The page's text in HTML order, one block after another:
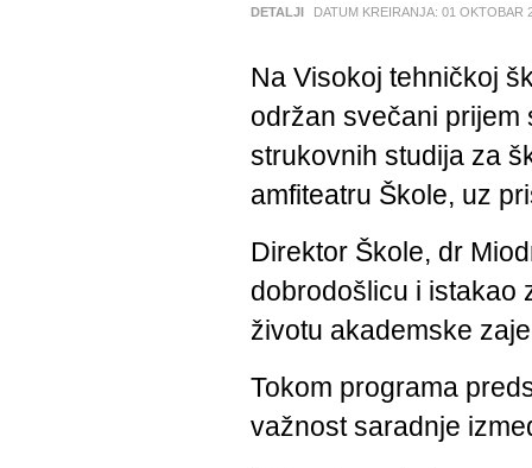
DETALJI DATUM KREIRANJA: 01 OKTOBAR
Na Visokoj tehničkoj
održan svečani prijem
strukovnih studija za
amfiteatru Škole, uz
Direktor Škole, dr
dobrodošlicu i istakao
životu akademske
Tokom programa
važnost saradnje